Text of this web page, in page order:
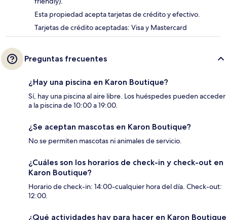
Esta propiedad acepta tarjetas de crédito y efectivo.
Tarjetas de crédito aceptadas: Visa y Mastercard
Preguntas frecuentes
¿Hay una piscina en Karon Boutique?
Sí, hay una piscina al aire libre. Los huéspedes pueden acceder
a la piscina de 10:00 a 19:00.
¿Se aceptan mascotas en Karon Boutique?
No se permiten mascotas ni animales de servicio.
¿Cuáles son los horarios de check-in y check-out en
Karon Boutique?
Horario de check-in: 14:00-cualquier hora del día. Check-out:
12:00.
¿Qué actividades hay para hacer en Karon Boutique